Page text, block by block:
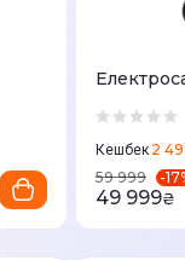
Кешбек 2
59 999
-17
49 999₴